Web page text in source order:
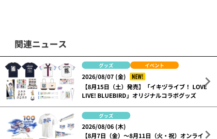
関連ニュース
グッズ イベント
2026/08/07 (金)
NEW!
【8月15日（土）発売】「イキヅライブ！ LOVE
LIVE! BLUEBIRD」オリジナルコラボグッズ
グッズ
2026/08/06 (木)
【8月7日（金）～8月11日（火・祝）オンライ